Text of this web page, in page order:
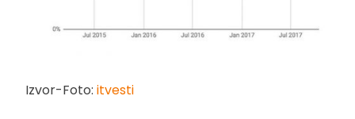
Izvor-Foto: itvesti